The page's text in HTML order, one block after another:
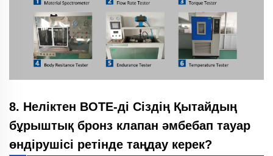
8. Неліктен BOTE-ді Сіздің Қытайдың
бұрыштық бронз клапан әмбебап тауар
өндірушісі ретінде таңдау керек?